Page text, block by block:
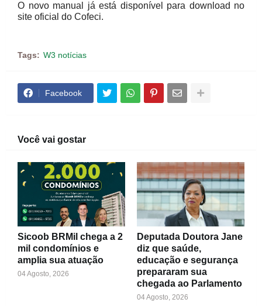
O novo manual já está disponível para download no
site oficial do Cofeci.
Tags: W3 notícias
Facebook
Você vai gostar
Sicoob BRMil chega a 2
mil condomínios e
amplia sua atuação
04 Agosto, 2026
Deputada Doutora Jane
diz que saúde,
educação e segurança
prepararam sua
chegada ao Parlamento
04 Agosto, 2026